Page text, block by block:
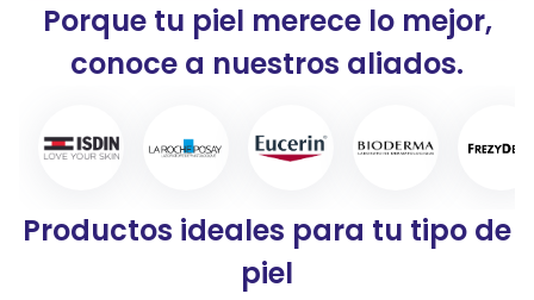
Porque tu piel merece lo mejor,
conoce a nuestros aliados.
Productos ideales para tu tipo de
piel